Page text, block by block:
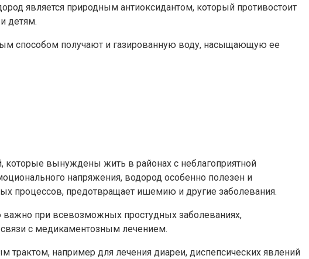
является природным антиоксидантом, который противостоит
детям.
способом получают и газированную воду, насыщающую ее
вынуждены жить в районах с неблагоприятной
напряжения, водород особенно полезен и
процессов, предотвращает ишемию и другие заболевания.
важно при всевозможных простудных заболеваниях,
связи с медикаментозным лечением.
например для лечения диареи, диспепсических явлений